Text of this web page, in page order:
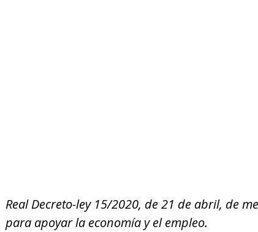
Real Decreto-ley 15/2020, de 21 de abril, de
para apoyar la economía y el empleo.